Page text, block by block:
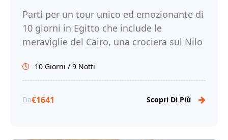
Parti per un tour unico ed emozionante di
10 giorni in Egitto che include le
meraviglie del Cairo, una crociera sul Nilo
10 Giorni / 9 Notti
Da€1641 Scopri Di Più